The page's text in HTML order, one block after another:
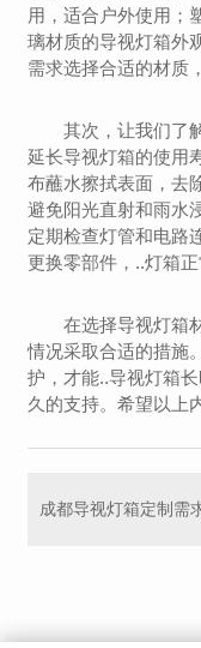
用，适合户外使用；
璃材质的导视灯箱外
需求选择合适的材质
其次，让我们了
延长导视灯箱的使用
布蘸水擦拭表面，去
避免阳光直射和雨水
定期检查灯管和电路
更换零部件，..灯箱正
在选择导视灯箱
情况采取合适的措施
护，才能..导视灯箱
久的支持。希望以上